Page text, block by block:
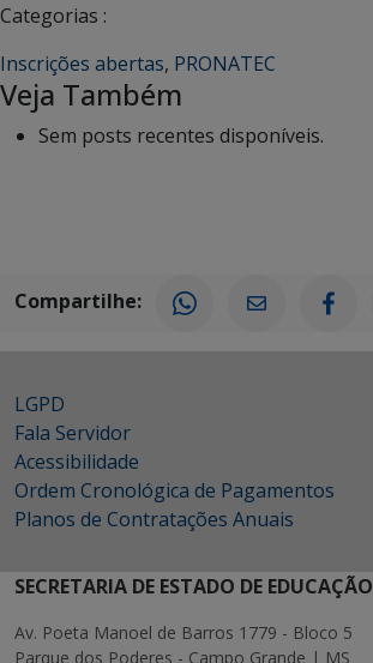
Categorias :
Inscrições abertas, PRONATEC
Veja Também
Sem posts recentes disponíveis.
Compartilhe:
LGPD
Fala Servidor
Acessibilidade
Ordem Cronológica de Pagamentos
Planos de Contratações Anuais
SECRETARIA DE ESTADO DE EDUCAÇÃO
Av. Poeta Manoel de Barros 1779 - Bloco 5
Parque dos Poderes - Campo Grande | MS